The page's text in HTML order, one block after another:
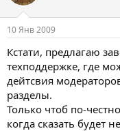
10 Янв 2009
Кстати, предлагаю
техподдержке, где
дейтсвия
разделы.
Только чтоб по-
когда сказать будет